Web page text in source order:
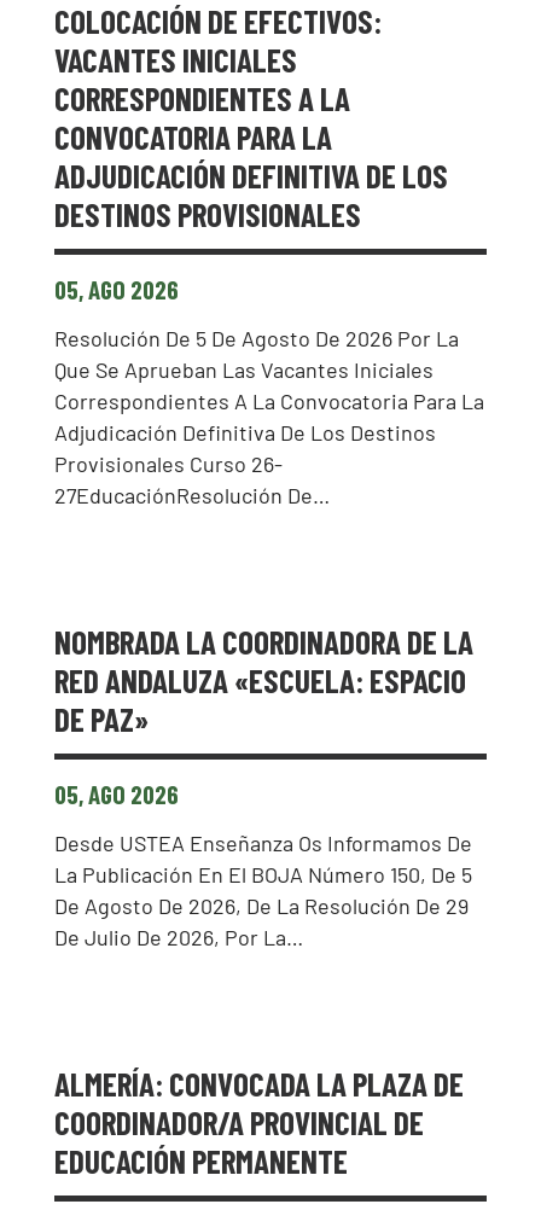
COLOCACIÓN DE EFECTIVOS:
VACANTES INICIALES
CORRESPONDIENTES A LA
CONVOCATORIA PARA LA
ADJUDICACIÓN DEFINITIVA DE LOS
DESTINOS PROVISIONALES
05, AGO 2026
Resolución De 5 De Agosto De 2026 Por La
Que Se Aprueban Las Vacantes Iniciales
Correspondientes A La Convocatoria Para La
Adjudicación Definitiva De Los Destinos
Provisionales Curso 26-
27EducaciónResolución De…
NOMBRADA LA COORDINADORA DE LA
RED ANDALUZA «ESCUELA: ESPACIO
DE PAZ»
05, AGO 2026
Desde USTEA Enseñanza Os Informamos De
La Publicación En El BOJA Número 150, De 5
De Agosto De 2026, De La Resolución De 29
De Julio De 2026, Por La…
ALMERÍA: CONVOCADA LA PLAZA DE
COORDINADOR/A PROVINCIAL DE
EDUCACIÓN PERMANENTE